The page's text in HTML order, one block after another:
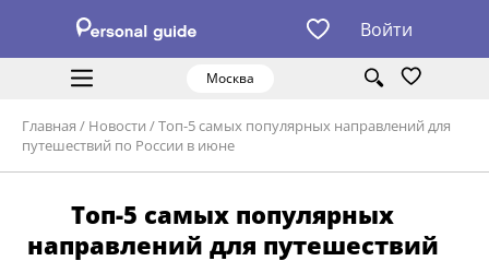
Войти
Москва
Главная / Новости /Топ-5 самых популярных направлений для
путешествий по России в июне
Топ-5 самых популярных
направлений для путешествий